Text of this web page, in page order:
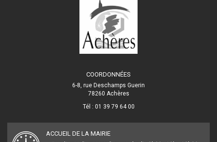
COORDONNÉES
6-8, rue Deschamps Guerin
78260 Achères
Tél : 01 39 79 64 00
ACCUEIL DE LA MAIRIE